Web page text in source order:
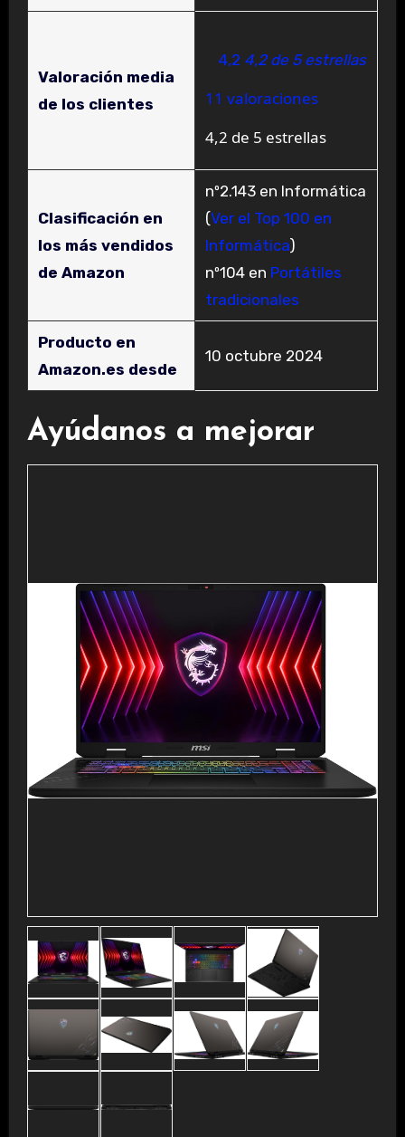
Valoración media
de los clientes
4,2 4,2 de 5 estrellas
11 valoraciones
4,2 de 5 estrellas
Clasificación en
los más vendidos
de Amazon
nº2.143 en Informática
(Ver el Top 100 en
Informática)
nº104 en Portátiles
tradicionales
Producto en
Amazon.es desde
10 octubre 2024
Ayúdanos a mejorar